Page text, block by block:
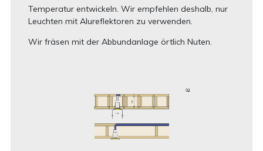
Temperatur entwickeln. Wir empfehlen deshalb, nur
Leuchten mit Alureflektoren zu verwenden.
Wir fräsen mit der Abbundanlage örtlich Nuten.